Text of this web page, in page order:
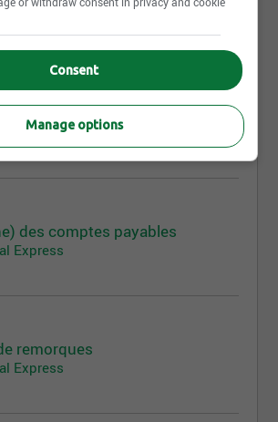
Express
1
Express
des comptes payables
Express
remorques
Express
Consent
Manage options